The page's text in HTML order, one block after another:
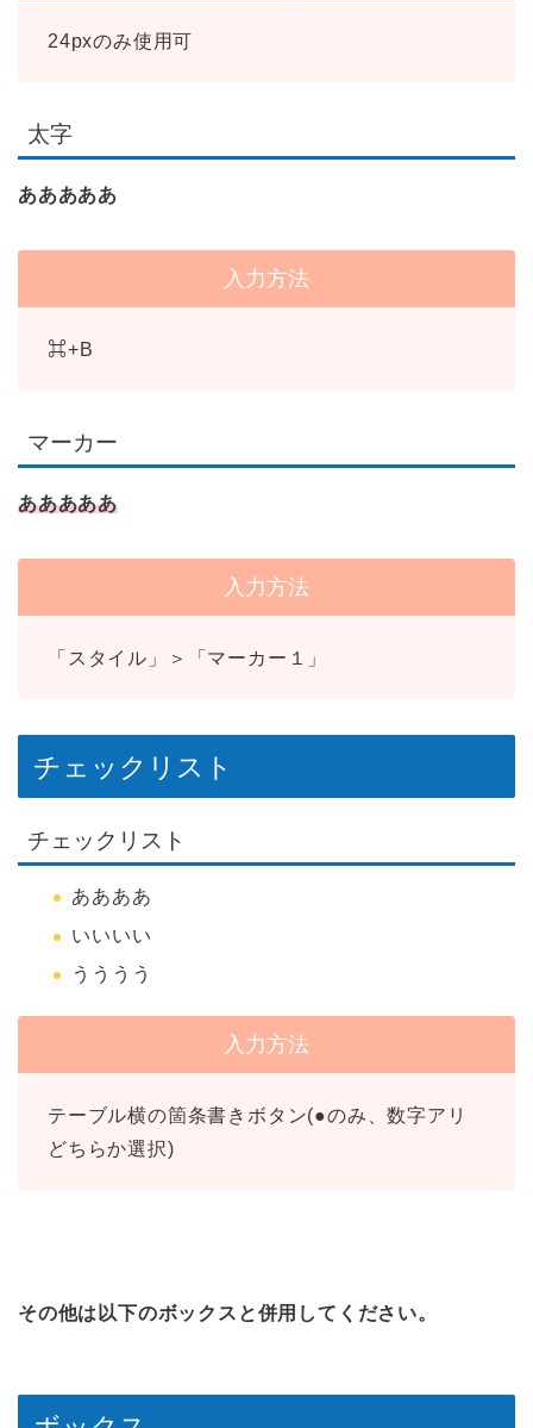
24pxのみ使用可
太字
あああああ
入力方法
⌘+B
マーカー
あああああ
入力方法
「スタイル」＞「マーカー１」
チェックリスト
チェックリスト
ああああ
いいいい
うううう
入力方法
テーブル横の箇条書きボタン(●のみ、数字アリ
どちらか選択)
その他は以下のボックスと併用してください。